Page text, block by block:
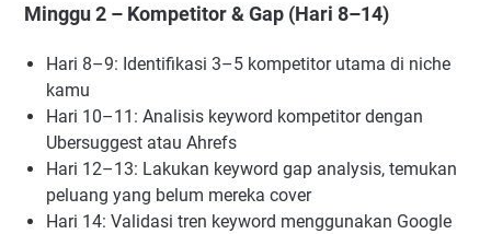
Minggu 2 – Kompetitor & Gap (Hari 8–14)
Hari 8–9: Identifikasi 3–5 kompetitor utama di niche
kamu
Hari 10–11: Analisis keyword kompetitor dengan
Ubersuggest atau Ahrefs
Hari 12–13: Lakukan keyword gap analysis, temukan
peluang yang belum mereka cover
Hari 14: Validasi tren keyword menggunakan Google